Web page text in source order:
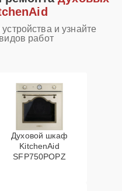
и узнайте
работ
Духовой шкаф
KitchenAid
SFP750POPZ